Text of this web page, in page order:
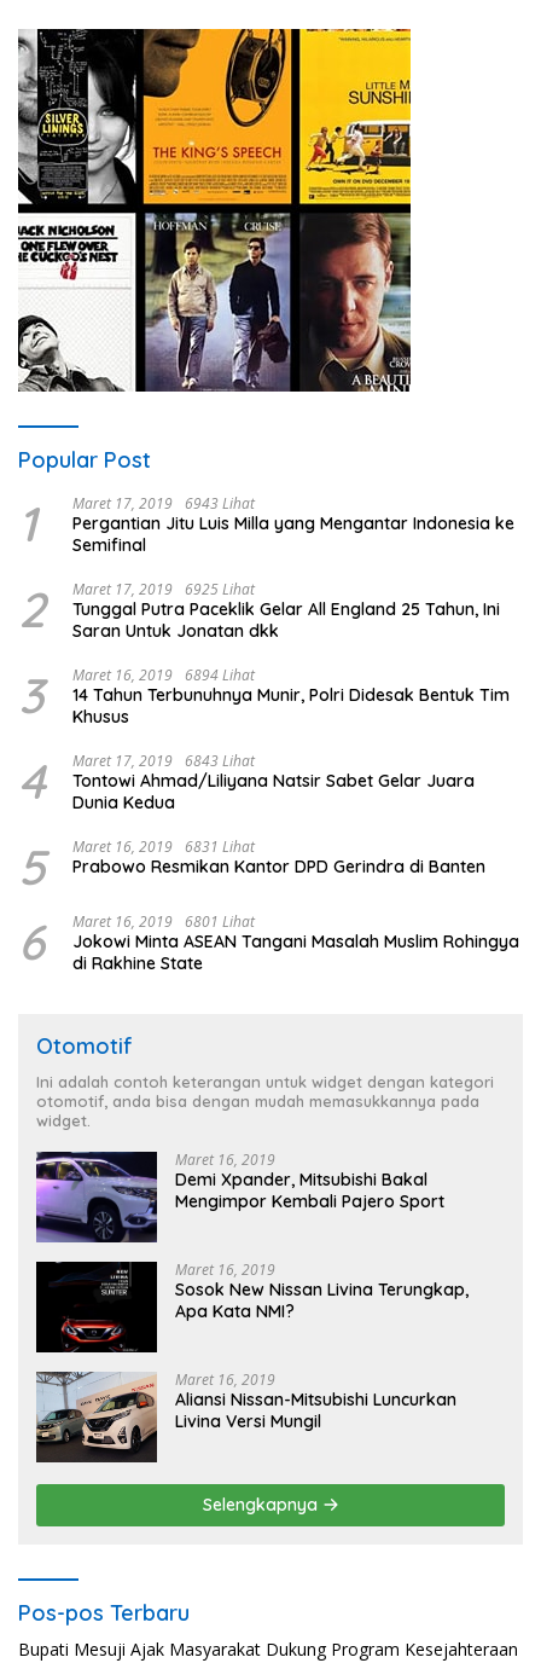
Popular Post
1 Maret 17, 2019 6943 Lihat
Pergantian Jitu Luis Milla yang Mengantar Indonesia ke
Semifinal
2 Maret 17, 2019 6925 Lihat
Tunggal Putra Paceklik Gelar All England 25 Tahun, Ini
Saran Untuk Jonatan dkk
3 Maret 16, 2019 6894 Lihat
14 Tahun Terbunuhnya Munir, Polri Didesak Bentuk Tim
Khusus
4 Maret 17, 2019 6843 Lihat
Tontowi Ahmad/Liliyana Natsir Sabet Gelar Juara
Dunia Kedua
5 Maret 16, 2019 6831 Lihat
Prabowo Resmikan Kantor DPD Gerindra di Banten
6 Maret 16, 2019 6801 Lihat
Jokowi Minta ASEAN Tangani Masalah Muslim Rohingya
di Rakhine State
Otomotif
Ini adalah contoh keterangan untuk widget dengan kategori
otomotif, anda bisa dengan mudah memasukkannya pada
widget.
Maret 16, 2019
Demi Xpander, Mitsubishi Bakal
Mengimpor Kembali Pajero Sport
Maret 16, 2019
Sosok New Nissan Livina Terungkap,
Apa Kata NMI?
Maret 16, 2019
Aliansi Nissan-Mitsubishi Luncurkan
Livina Versi Mungil
Selengkapnya
Pos-pos Terbaru
Bupati Mesuji Ajak Masyarakat Dukung Program Kesejahteraan